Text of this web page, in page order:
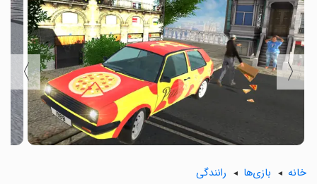
〈
〉
خانه بازی‌ها رانندگی